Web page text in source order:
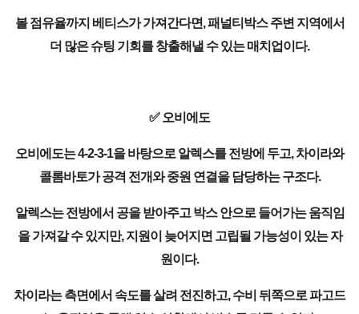
볼 점유율까지 베티스가 가져간다면, 패널티박스 주변 지역에서
더 많은 슈팅 기회를 창출해낼 수 있는 매치업이다.
✅ 오비에도
오비에도는 4-2-3-1을 바탕으로 알렉스를 전방에 두고, 차이라와
콜롬바토가 공격 전개와 중원 연결을 담당하는 구조다.
알렉스는 전방에서 공을 받아주고 박스 안으로 들어가는 움직임
을 가져갈 수 있지만, 지원이 늦어지면 고립될 가능성이 있는 자
원이다.
차이라는 측면에서 속도를 살려 전진하고, 수비 뒤쪽으로 파고드